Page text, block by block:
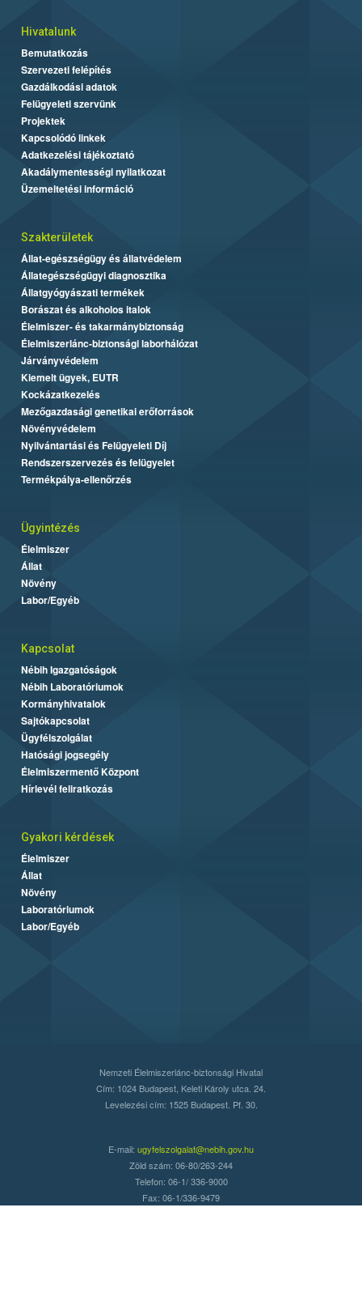
Hivatalunk
Bemutatkozás
Szervezeti felépítés
Gazdálkodási adatok
Felügyeleti szervünk
Projektek
Kapcsolódó linkek
Adatkezelési tájékoztató
Akadálymentességi nyilatkozat
Üzemeltetési információ
Szakterületek
Állat-egészségügy és állatvédelem
Állategészségügyi diagnosztika
Állatgyógyászati termékek
Borászat és alkoholos italok
Élelmiszer- és takarmánybiztonság
Élelmiszerlánc-biztonsági laborhálózat
Járványvédelem
Kiemelt ügyek, EUTR
Kockázatkezelés
Mezőgazdasági genetikai erőforrások
Növényvédelem
Nyilvántartási és Felügyeleti Díj
Rendszerszervezés és felügyelet
Termékpálya-ellenőrzés
Ügyintézés
Élelmiszer
Állat
Növény
Labor/Egyéb
Kapcsolat
Nébih Igazgatóságok
Nébih Laboratóriumok
Kormányhivatalok
Sajtókapcsolat
Ügyfélszolgálat
Hatósági jogsegély
Élelmiszermentő Központ
Hírlevél feliratkozás
Gyakori kérdések
Élelmiszer
Állat
Növény
Laboratóriumok
Labor/Egyéb
Nemzeti Élelmiszerlánc-biztonsági Hivatal
Cím: 1024 Budapest, Keleti Károly utca. 24.
Levelezési cím: 1525 Budapest. Pf. 30.
E-mail: ugyfelszolgalat@nebih.gov.hu
Zöld szám: 06-80/263-244
Telefon: 06-1/ 336-9000
Fax: 06-1/336-9479